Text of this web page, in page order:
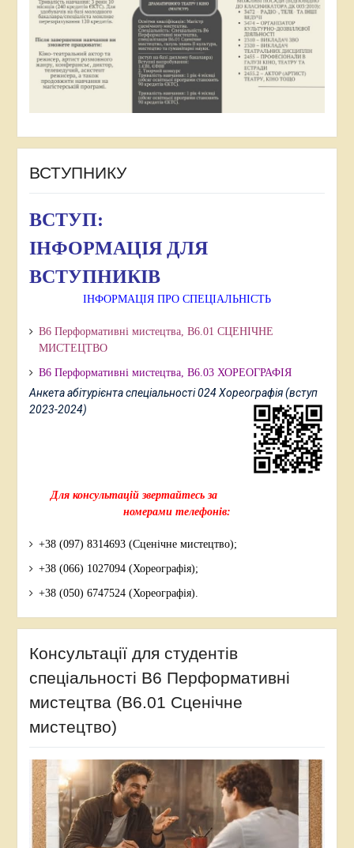
ВСТУПНИКУ
ВСТУП:
ІНФОРМАЦІЯ ДЛЯ
ВСТУПНИКІВ
ІНФОРМАЦІЯ ПРО СПЕЦІАЛЬНІСТЬ
В6 Перформативні мистецтва, В6.01 СЦЕНІЧНЕ
МИСТЕЦТВО
В6 Перформативні мистецтва, В6.03 ХОРЕОГРАФІЯ
Анкета абітурієнта спеціальності 024 Хореографія (вступ
2023-2024)
Для консультацій звертайтесь за
номерами телефонів:
+38 (097) 8314693 (Сценічне мистецтво);
+38 (066) 1027094 (Хореографія);
+38 (050) 6747524 (Хореографія).
Консультації для студентів
спеціальності В6 Перформативні
мистецтва (В6.01 Сценічне
мистецтво)